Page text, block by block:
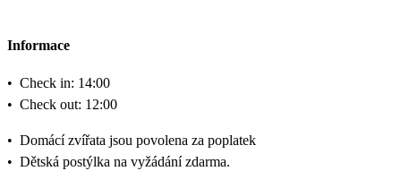
Informace
• Check in: 14:00
• Check out: 12:00
• Domácí zvířata jsou povolena za poplatek
• Dětská postýlka na vyžádání zdarma.